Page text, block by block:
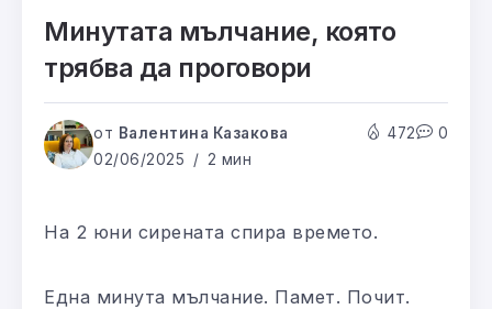
Минутата мълчание, която
трябва да проговори
от Валентина Казакова
02/06/2025
2 мин
472 0
На 2 юни сирената спира времето.
Една минута мълчание. Памет. Почит.